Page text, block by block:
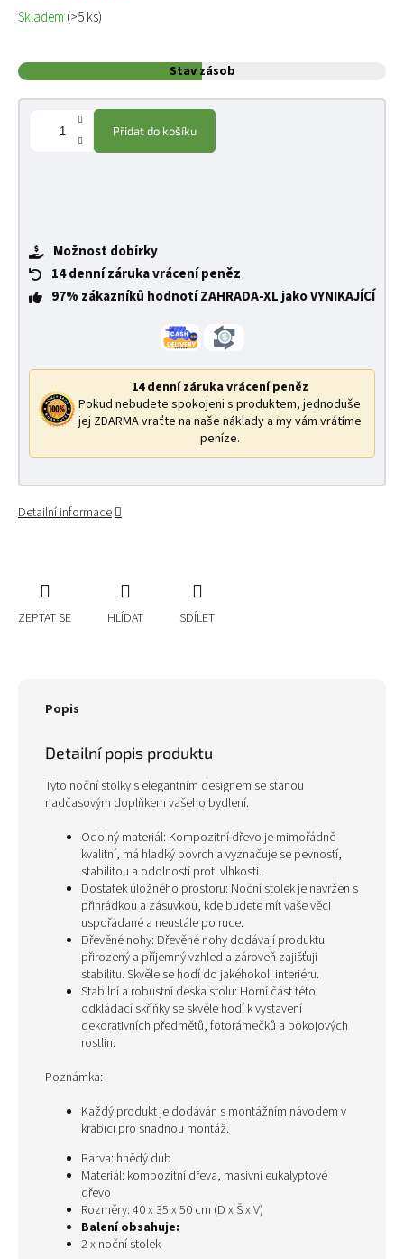
Měrná cena:
Skladem (>5 ks)
Stav zásob
Přidat do košíku
Možnost dobírky
14 denní záruka vrácení peněz
97% zákazníků hodnotí ZAHRADA-XL jako VYNIKAJÍCÍ
14 denní záruka vrácení peněz
Pokud nebudete spokojeni s produktem, jednoduše
jej ZDARMA vraťte na naše náklady a my vám vrátíme
peníze.
Detailní informace
ZEPTAT SE HLÍDAT SDÍLET
Popis
Detailní popis produktu
Tyto noční stolky s elegantním designem se stanou
nadčasovým doplňkem vašeho bydlení.
Odolný materiál: Kompozitní dřevo je mimořádně
kvalitní, má hladký povrch a vyznačuje se pevností,
stabilitou a odolností proti vlhkosti.
Dostatek úložného prostoru: Noční stolek je navržen s
přihrádkou a zásuvkou, kde budete mít vaše věci
uspořádané a neustále po ruce.
Dřevěné nohy: Dřevěné nohy dodávají produktu
přirozený a příjemný vzhled a zároveň zajišťují
stabilitu. Skvěle se hodí do jakéhokoli interiéru.
Stabilní a robustní deska stolu: Horní část této
odkládací skříňky se skvěle hodí k vystavení
dekorativních předmětů, fotorámečků a pokojových
rostlin.
Poznámka:
Každý produkt je dodáván s montážním návodem v
krabici pro snadnou montáž.
Barva: hnědý dub
Materiál: kompozitní dřeva, masivní eukalyptové
dřevo
Rozměry: 40 x 35 x 50 cm (D x Š x V)
Balení obsahuje:
2 x noční stolek